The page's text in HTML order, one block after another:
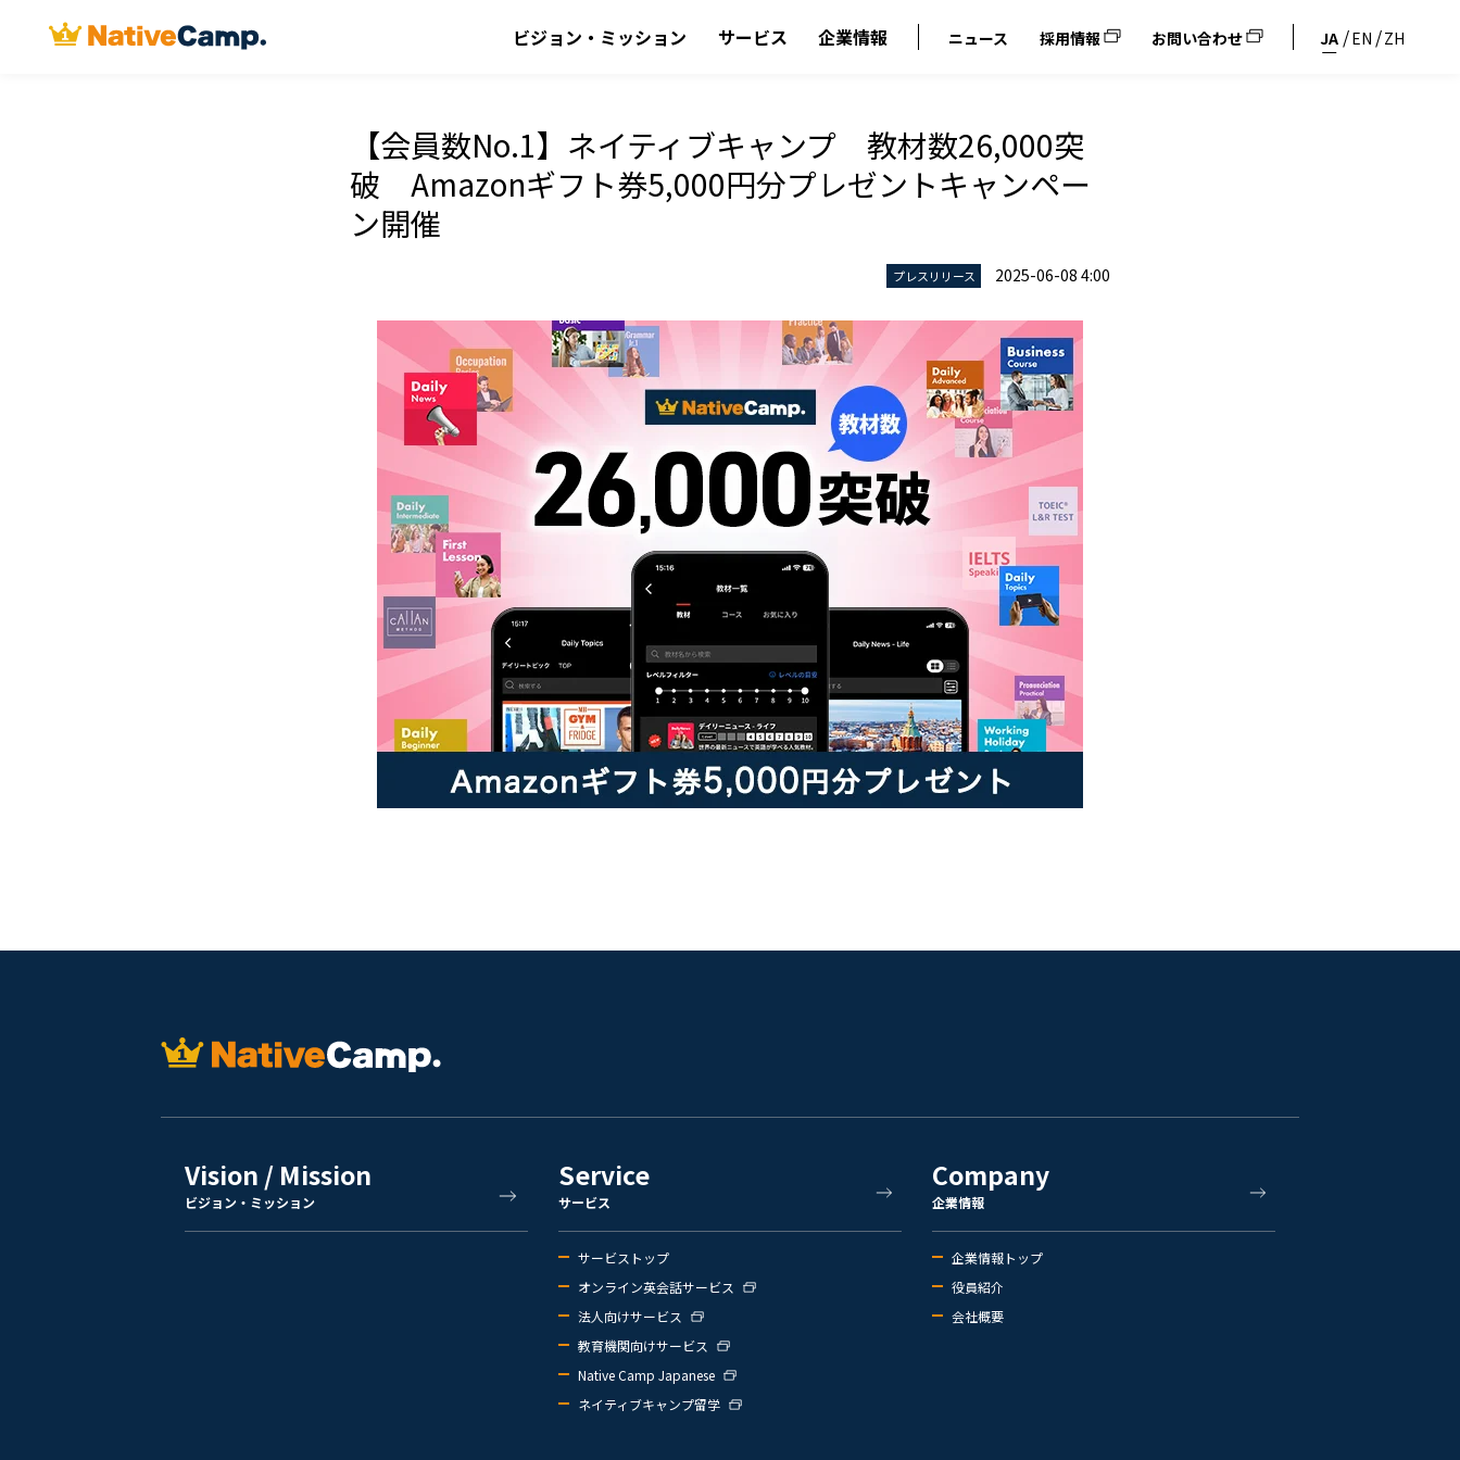
ビジョン・ミッション サービス 企業情報 ニュース 採用情報 お問い合わせ JA EN ZH
【会員数No.1】ネイティブキャンプ 教材数26,000突
破 Amazonギフト券5,000円分プレゼントキャンペー
ン開催
プレスリリース 2025-06-08 4:00
Vision / Mission
ビジョン・ミッション
Service
サービス
サービストップ
オンライン英会話サービス
法人向けサービス
教育機関向けサービス
Native Camp Japanese
ネイティブキャンプ留学
Company
企業情報
企業情報トップ
役員紹介
会社概要